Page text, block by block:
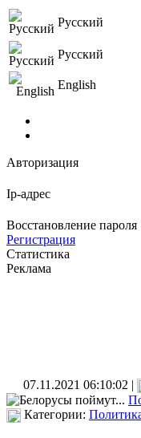
Русский
Русский
English
Авторизация
Ip-адрес
Восстановление пароля
Регистрация
Статистика
Реклама
07.11.2021 06:10:02 |
Категории: